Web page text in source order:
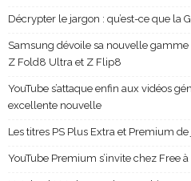
Décrypter le jargon : qu’est-ce que la
Samsung dévoile sa nouvelle
Z Fold8 Ultra et Z Flip8
YouTube s’attaque enfin aux vidéos
excellente nouvelle
Les titres PS Plus Extra et Premium
YouTube Premium s’invite chez Free